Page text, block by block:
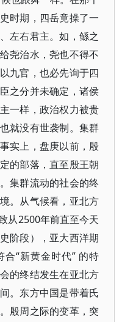
时期，四岳竟操了一
左右君主。如，鲧之
尧治水，尧也不得不
九官，也必先询于四
之分并未确定，诸侯
一样，政治权力被贵
就没有世袭制。集群
实上，盘庚以前，殷
的部落，直至殷王朝
集群流动的社会的终
。从气候看，亚北方
从2500年前直至今天
阶段），亚大西洋期
“新黄金时代” 的特
的终结发生在亚北方
。东方中国是带着氏
殷周之际的变革，突